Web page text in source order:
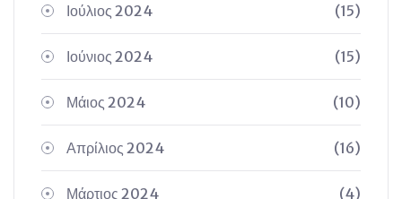
Ιούλιος 2024 (15)
Ιούνιος 2024 (15)
Μάιος 2024 (10)
Απρίλιος 2024 (16)
Μάρτιος 2024 (4)